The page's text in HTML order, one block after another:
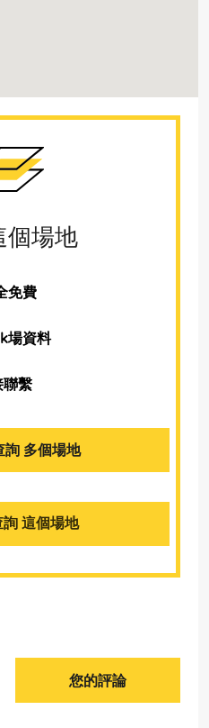
個場地
免費
場資料
聯繫
詢 多個場地
極速查詢 這個場地
您的評論